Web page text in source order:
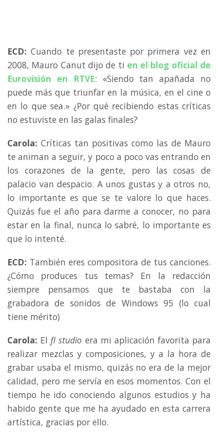
ECD: Cuando te presentaste por primera vez en
2008, Mauro Canut dijo de ti en el blog oficial de
Eurovisión en RTVE: «Siendo tan apañada no
puede más que triunfar en la música, en el cine o
en lo que sea.» ¿Por qué recibiendo estas críticas
no estuviste en las galas finales?
Carola: Críticas tan positivas como las de Mauro
te animan a seguir, y poco a poco vas entrando en
los corazones de la gente, pero las cosas de
palacio van despacio. A unos gustas y a otros no,
lo importante es que se te valore lo que haces.
Quizás fue el año para darme a conocer, no para
estar en la final, nunca lo sabré, lo importante es
que lo intenté.
ECD: También eres compositora de tus canciones.
¿Cómo produces tus temas? En la redacción
siempre pensamos que te bastaba con la
grabadora de sonidos de Windows 95 (lo cual
tiene mérito)
Carola: El fl studio era mi aplicación favorita para
realizar mezclas y composiciones, y a la hora de
grabar usaba el mismo, quizás no era de la mejor
calidad, pero me servía en esos momentos. Con el
tiempo he ido conociendo algunos estudios y ha
habido gente que me ha ayudado en esta carrera
artística, gracias por ello.